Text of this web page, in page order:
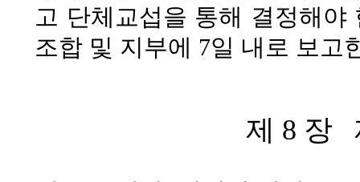
고 단체교섭을 통해 결정해
조합 및 지부에 7일 내로 보고
제 8 장